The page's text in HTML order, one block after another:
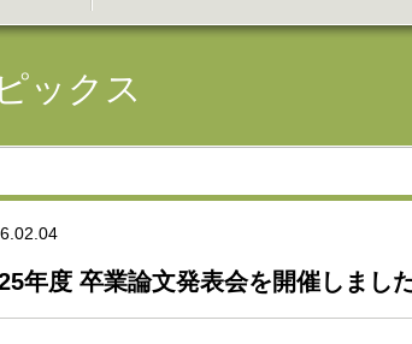
ックス
年度 卒業論文発表会を開催しまし